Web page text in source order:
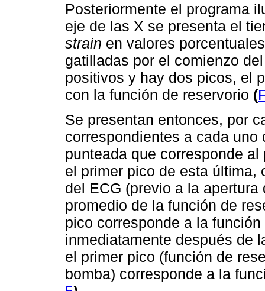
Posteriormente el programa
eje de las X se presenta el
strain en valores
gatilladas por el comienzo
positivos y hay dos picos, el
con la función de reservorio (
Se presentan entonces, por
correspondientes a cada
punteada que corresponde
el primer pico de esta última,
del ECG (previo a la
promedio de la función de
pico corresponde a la
inmediatamente después de
el primer pico (función de
bomba) corresponde a la